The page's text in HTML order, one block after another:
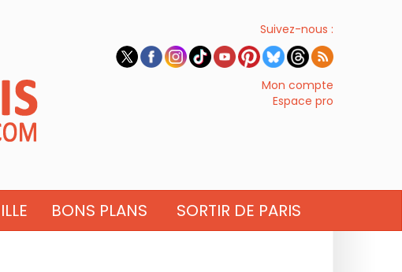
Suivez-nous :
Mon compte
Espace pro
BONS PLANS SORTIR DE PARIS